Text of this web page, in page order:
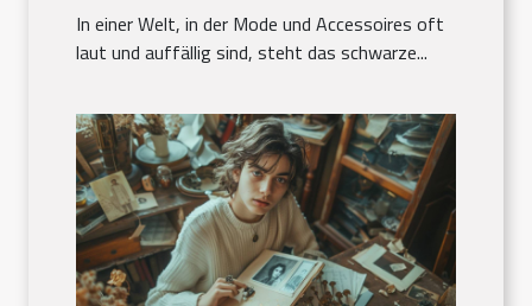
In einer Welt, in der Mode und Accessoires oft
laut und auffällig sind, steht das schwarze...